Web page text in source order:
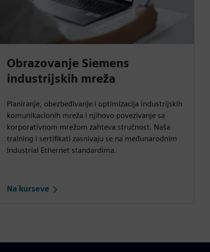
Obrazovanje Siemens
industrijskih mreža
Planiranje, obezbeđivanje i optimizacija industrijskih
komunikacionih mreža i njihovo povezivanje sa
korporativnom mrežom zahteva stručnost. Naša
training i sertifikati zasnivaju se na međunarodnim
Industrial Ethernet standardima.
Na kurseve